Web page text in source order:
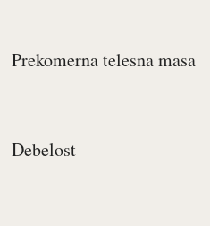
Prekomerna telesna masa
Debelost